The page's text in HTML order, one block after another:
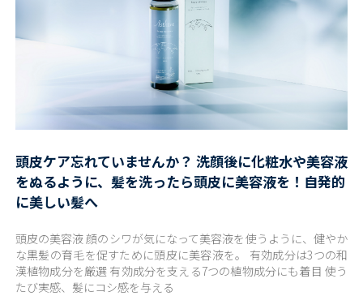
頭皮ケア忘れていませんか？ 洗顔後に化粧水や美容液
をぬるように、髪を洗ったら頭皮に美容液を！自発的
に美しい髪へ
頭皮の美容液 顔のシワが気になって美容液を使うように、健やか
な黒髪の育毛を促すために頭皮に美容液を。 有効成分は3つの和
漢植物成分を厳選 有効成分を支える7つの植物成分にも着目 使う
たび実感、髪にコシ感を与える